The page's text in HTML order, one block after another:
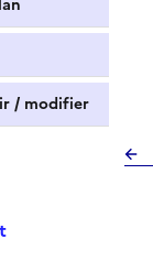
/ modifier